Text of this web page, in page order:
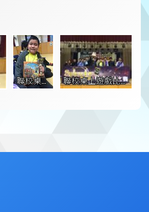
聯校桌上
聯校桌上遊戲比賽